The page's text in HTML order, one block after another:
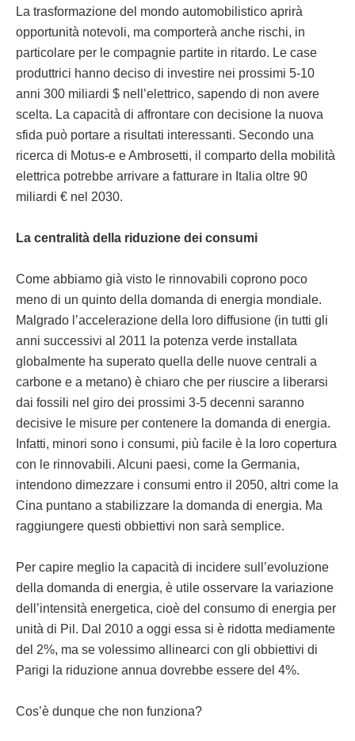
La trasformazione del mondo automobilistico aprirà
opportunità notevoli, ma comporterà anche rischi, in
particolare per le compagnie partite in ritardo. Le case
produttrici hanno deciso di investire nei prossimi 5-10
anni 300 miliardi $ nell’elettrico, sapendo di non avere
scelta. La capacità di affrontare con decisione la nuova
sfida può portare a risultati interessanti. Secondo una
ricerca di Motus-e e Ambrosetti, il comparto della mobilità
elettrica potrebbe arrivare a fatturare in Italia oltre 90
miliardi € nel 2030.
La centralità della riduzione dei consumi
Come abbiamo già visto le rinnovabili coprono poco
meno di un quinto della domanda di energia mondiale.
Malgrado l’accelerazione della loro diffusione (in tutti gli
anni successivi al 2011 la potenza verde installata
globalmente ha superato quella delle nuove centrali a
carbone e a metano) è chiaro che per riuscire a liberarsi
dai fossili nel giro dei prossimi 3-5 decenni saranno
decisive le misure per contenere la domanda di energia.
Infatti, minori sono i consumi, più facile è la loro copertura
con le rinnovabili. Alcuni paesi, come la Germania,
intendono dimezzare i consumi entro il 2050, altri come la
Cina puntano a stabilizzare la domanda di energia. Ma
raggiungere questi obbiettivi non sarà semplice.
Per capire meglio la capacità di incidere sull’evoluzione
della domanda di energia, è utile osservare la variazione
dell’intensità energetica, cioè del consumo di energia per
unità di Pil. Dal 2010 a oggi essa si è ridotta mediamente
del 2%, ma se volessimo allinearci con gli obbiettivi di
Parigi la riduzione annua dovrebbe essere del 4%.
Cos’è dunque che non funziona?